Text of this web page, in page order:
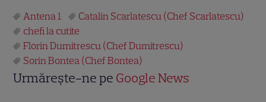
Antena 1
Catalin Scarlatescu (Chef Scarlatescu)
chefi la cutite
Florin Dumitrescu (Chef Dumitrescu)
Sorin Bontea (Chef Bontea)
Urmărește-ne pe Google News